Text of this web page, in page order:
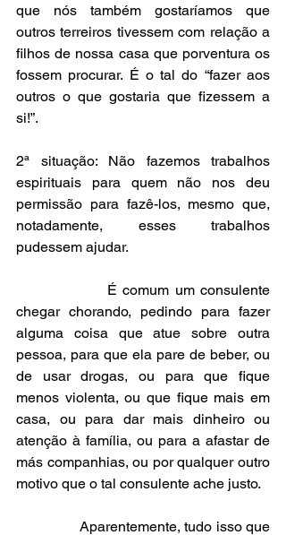
que nós também gostaríamos que
outros terreiros tivessem com relação a
filhos de nossa casa que porventura os
fossem procurar. É o tal do “fazer aos
outros o que gostaria que fizessem a
si!”.
2ª situação: Não fazemos trabalhos
espirituais para quem não nos deu
permissão para fazê-los, mesmo que,
notadamente, esses trabalhos
pudessem ajudar.
chegar chorando, pedindo para fazer
alguma coisa que atue sobre outra
pessoa, para que ela pare de beber, ou
de usar drogas, ou para que fique
menos violenta, ou que fique mais em
casa, ou para dar mais dinheiro ou
atenção à família, ou para a afastar de
más companhias, ou por qualquer outro
motivo que o tal consulente ache justo.